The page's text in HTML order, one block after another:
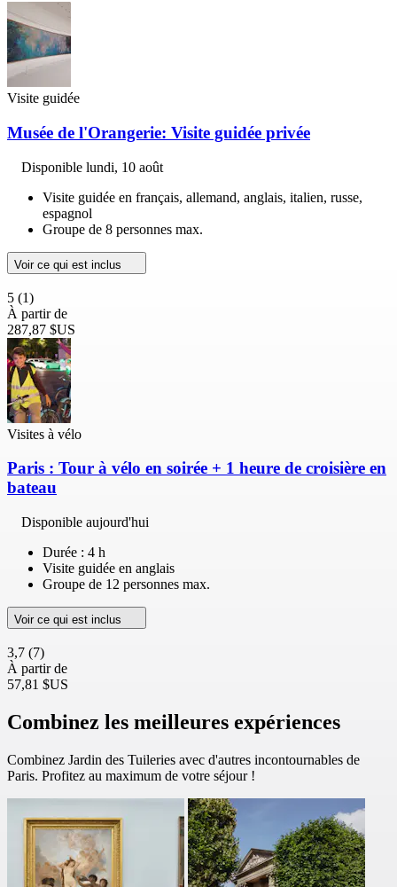
Visite guidée
Musée de l'Orangerie: Visite guidée privée
Disponible lundi, 10 août
Visite guidée en français, allemand, anglais, italien, russe,
espagnol
Groupe de 8 personnes max.
Voir ce qui est inclus
5 (1)
À partir de
287,87 $US
Visites à vélo
Paris : Tour à vélo en soirée + 1 heure de croisière en
bateau
Disponible aujourd'hui
Durée : 4 h
Visite guidée en anglais
Groupe de 12 personnes max.
Voir ce qui est inclus
3,7 (7)
À partir de
57,81 $US
Combinez les meilleures expériences
Combinez Jardin des Tuileries avec d'autres incontournables de
Paris. Profitez au maximum de votre séjour !